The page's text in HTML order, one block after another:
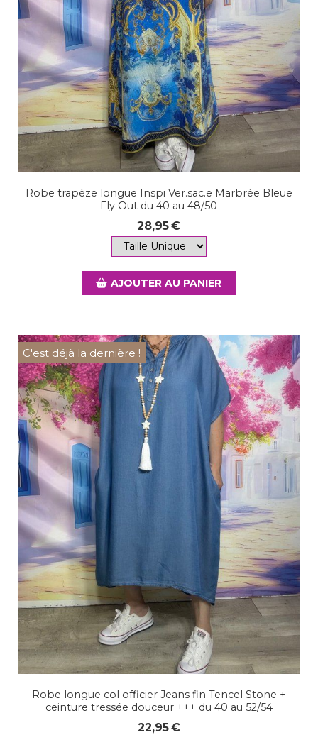
Robe trapèze longue Inspi Ver.sac.e Marbrée Bleue
Fly Out du 40 au 48/50
28,95€
AJOUTER AU PANIER
C'est déjà la dernière !
Robe longue col officier Jeans fin Tencel Stone +
ceinture tressée douceur +++ du 40 au 52/54
22,95€